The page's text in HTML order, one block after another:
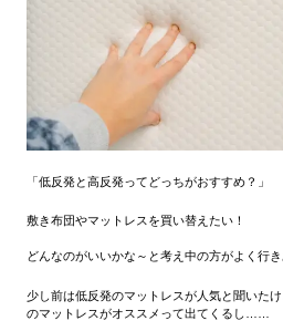
「低反発と高反発ってどっちがおすすめ？」
敷き布団やマットレスを買い替えたい！
どんなのがいいかな～と考え中の方がよく行き
少し前は低反発のマットレスが人気と聞いた
のマットレスがオススメって出てくるし……